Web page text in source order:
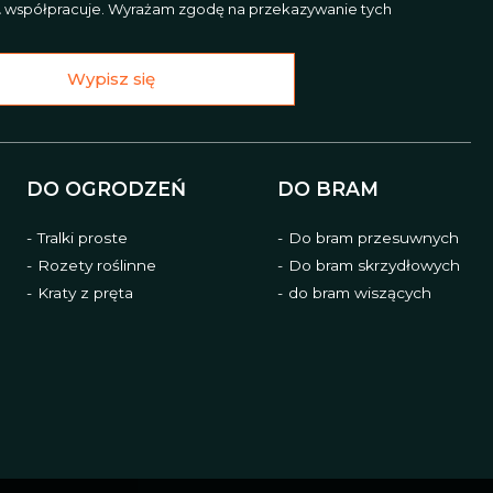
DO OGRODZEŃ
Tralki proste
Rozety roślinne
Kraty z pręta
DO BRAM
Do bram przesuwnych
Do bram skrzydłowych
do bram wiszących
współpracuje. Wyrażam zgodę na przekazywanie tych
Wypisz się